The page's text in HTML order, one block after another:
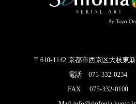
〒610-1142 京都市西京区大枝東
電話 075-332-0234
FAX 075-332-0100